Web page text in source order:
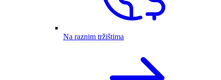
Na raznim tržištima